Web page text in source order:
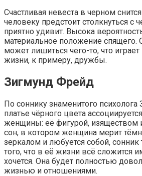
Счастливая невеста в черном
человеку предстоит столкнуться с
приятно удивит. Высока
материальное положение спящего.
может лишиться чего-то, что
жизни, к примеру, дружбы.
Зигмунд Фрейд
По соннику знаменитого
платье чёрного цвета
женщины: её фигурой, изяществом
сон, в котором женщина мерит
зеркалом и любуется собой, сонник
того, что в её жизни всё сложится
хочется. Она будет полностью
жизнью и отношениями.